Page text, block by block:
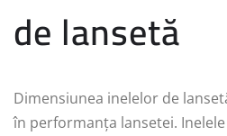
de lansetă
Dimensiunea inelelor de
în performanța lansetei.